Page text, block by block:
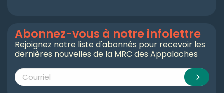
Abonnez-vous à notre infolettre
Rejoignez notre liste d'abonnés pour recevoir les
dernières nouvelles de la MRC des Appalaches